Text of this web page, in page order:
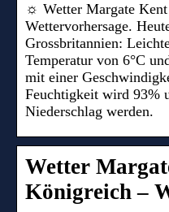
☼ Wetter Margate
Wettervorhersage.
Grossbritannien:
Temperatur von 6°C
mit einer
Feuchtigkeit wird 93%
Niederschlag werden.
Wetter
Königreich –